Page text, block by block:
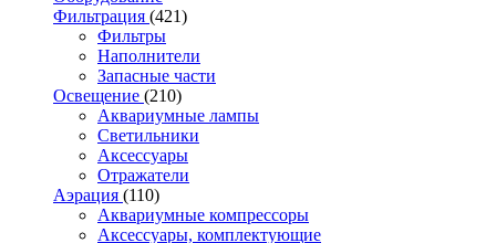
Фильтрация (421)
Фильтры
Наполнители
Запасные части
Освещение (210)
Аквариумные лампы
Светильники
Аксессуары
Отражатели
Аэрация (110)
Аквариумные компрессоры
Аксессуары, комплектующие